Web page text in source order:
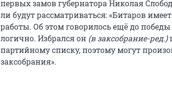
первых замов губернатора Николая
ли будут рассматриваться: «Битаров
работы. Об этом говорилось ещё до
логично. Избрался он (в заксобрание-ред.)
партийному списку, поэтому могут
заксобрания».